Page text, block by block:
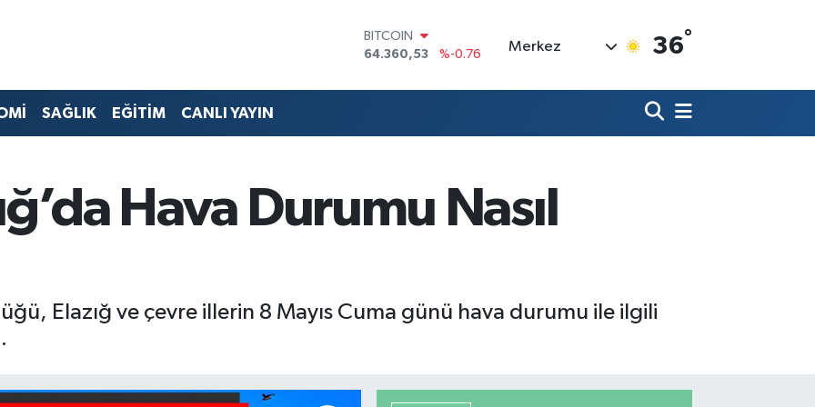
64.360,53
DOLAR
64,1897
%0.02
13.887
Merkez 36°
SAĞLIK EĞİTİM CANLI YAYIN
Hava Durumu Nasıl
Elazığ ve çevre illerin 8 Mayıs Cuma günü hava durumu ile ilgili